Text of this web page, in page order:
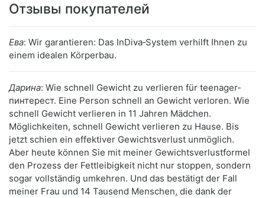
Отзывы покупателей
Ева: Wir garantieren: Das InDiva‑System verhilft Ihnen zu
einem idealen Körperbau.
Дарина: Wie schnell Gewicht zu verlieren für teenager-
пинтерест. Eine Person schnell an Gewicht verloren. Wie
schnell Gewicht verlieren in 11 Jahren Mädchen.
Möglichkeiten, schnell Gewicht verlieren zu Hause. Bis
jetzt schien ein effektiver Gewichtsverlust unmöglich.
Aber heute können Sie mit meiner Gewichtsverlustformel
den Prozess der Fettleibigkeit nicht nur stoppen, sondern
sogar vollständig umkehren. Und das bestätigt der Fall
meiner Frau und 14 Tausend Menschen, die dank der